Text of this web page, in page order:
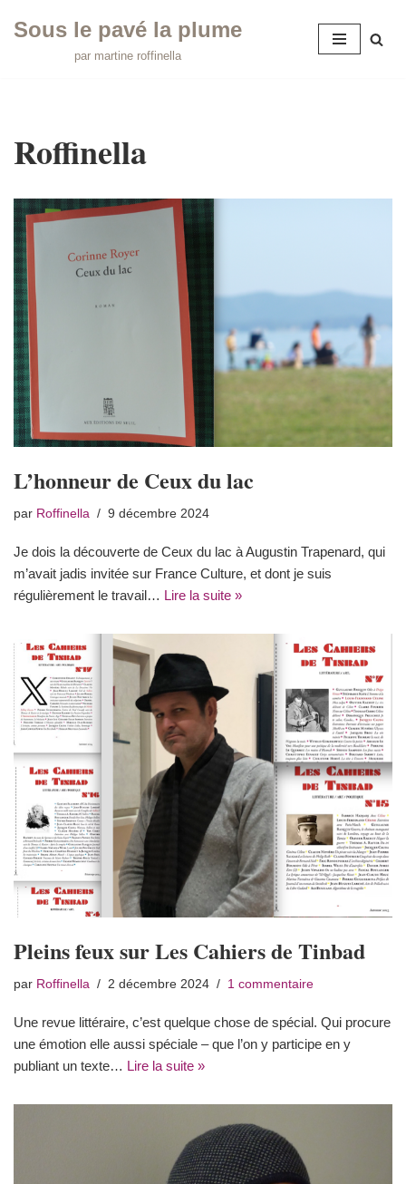
Sous le pavé la plume
par martine roffinella
Roffinella
L’honneur de Ceux du lac
par Roffinella 9 décembre 2024
Je dois la découverte de Ceux du lac à Augustin Trapenard, qui
m’avait jadis invitée sur France Culture, et dont je suis
régulièrement le travail… Lire la suite »
Pleins feux sur Les Cahiers de Tinbad
par Roffinella 2 décembre 2024 1 commentaire
Une revue littéraire, c’est quelque chose de spécial. Qui procure
une émotion elle aussi spéciale – que l’on y participe en y
publiant un texte… Lire la suite »